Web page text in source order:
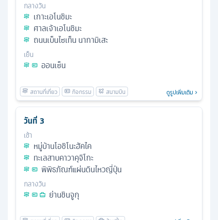
กลางวัน
เกาะเอโนชิมะ
ศาลเจ้าเอโนชิมะ
ถนนเบ็นไซเท็น นากามิเสะ
เย็น
ออนเซ็น
ดูรูปเพิ่มเติม
วันที่ 3
เช้า
หมู่บ้านโอชิโนะฮัคไค
ทะเลสาบคาวาคุจิโกะ
พิพิธภัณฑ์แผ่นดินไหวญี่ปุ่น
กลางวัน
ย่านชินจูกุ